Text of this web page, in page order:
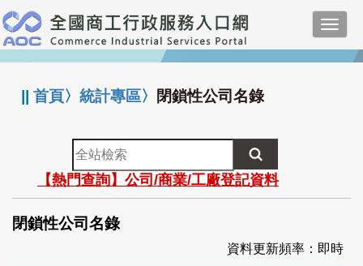
跳
到
主
要
:::
||首頁〉統計專區〉 閉鎖性公司名錄
全
站
檢
索
【熱門查詢】公司/商業/工廠登記資料
閉鎖性公司名錄
資料更新頻率：即時